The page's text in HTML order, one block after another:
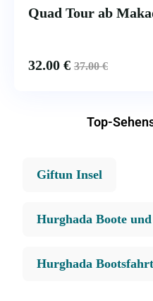
Quad Tour ab
32.00 € 37.00€
Top-
Giftun Insel
Hurghada Boote
Hurghada